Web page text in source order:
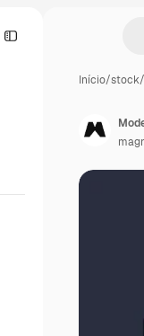
Início/stock/